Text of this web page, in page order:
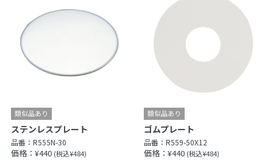
ステンレスプレート
品番： R555N-30
価格：¥440 (税込¥484)
ゴムプレート
品番：R559-50X12
価格：¥440 (税込¥484)